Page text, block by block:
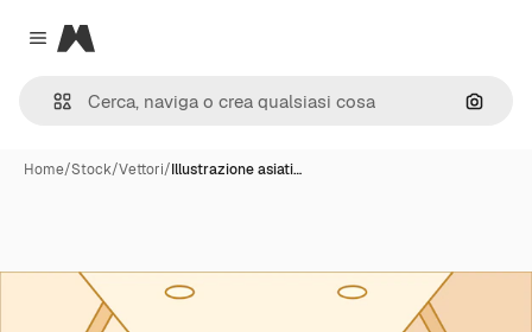
Close menu
Magnific
Cerca
Home/Stock/Vettori/Illustrazione asiati…